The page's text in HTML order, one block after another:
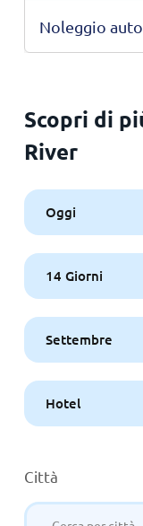
Noleggio
Scopri di
River
Oggi
14 Giorni
Settembre
Hotel
Città